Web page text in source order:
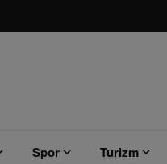
Spor Turizm